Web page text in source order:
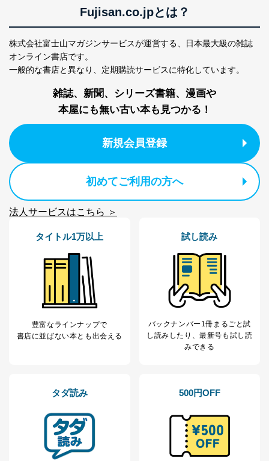
Fujisan.co.jpとは？
株式会社富士山マガジンサービスが運営する、
日本最大級の雑誌
オンライン書店です。
一般的な書店と異なり、 定期購読サービスに特化しています。
雑誌、新聞、シリーズ書籍、漫画や
本屋にも無い古い本も見つかる！
新規会員登録
初めてご利用の方へ
法人サービスはこちら ＞
タイトル1万以上
豊富なラインナップで
書店に並ばない本とも出会える
試し読み
バックナンバー1冊まるごと試
し読み したり、最新号も試し読
みできる
タダ読み 500円OFF